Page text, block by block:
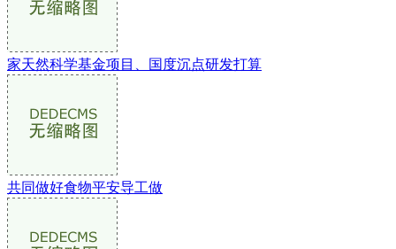
家天然科学基金项目、国度沉点研发打算
共同做好食物平安导工做